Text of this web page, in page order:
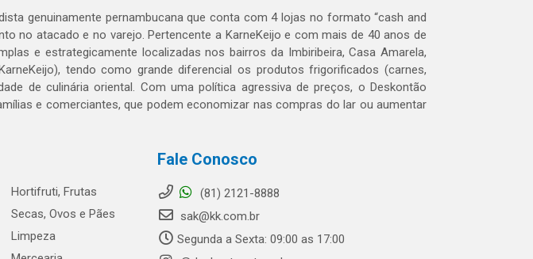
genuinamente pernambucana que conta com 4 lojas no formato “cash and
no atacado e no varejo. Pertencente a KarneKeijo e com mais de 40 anos de
e estrategicamente localizadas nos bairros da Imbiribeira, Casa Amarela,
tendo como grande diferencial os produtos frigorificados (carnes,
de culinária oriental. Com uma política agressiva de preços, o Deskontão
e comerciantes, que podem economizar nas compras do lar ou aumentar
Hortifruti, Frutas
Secas, Ovos e Pães
Limpeza
Fale Conosco
(81) 2121-8888
sak@kk.com.br
Segunda a Sexta: 09:00 as 17:00